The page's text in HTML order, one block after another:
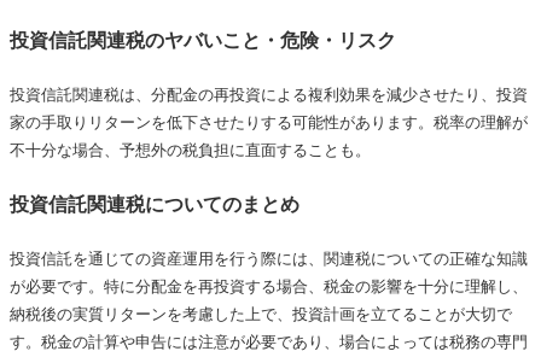
投資信託関連税のヤバいこと・危険・リスク
投資信託関連税は、分配金の再投資による複利効果を減少させたり、投資
家の手取りリターンを低下させたりする可能性があります。税率の理解が
不十分な場合、予想外の税負担に直面することも。
投資信託関連税についてのまとめ
投資信託を通じての資産運用を行う際には、関連税についての正確な知識
が必要です。特に分配金を再投資する場合、税金の影響を十分に理解し、
納税後の実質リターンを考慮した上で、投資計画を立てることが大切で
す。税金の計算や申告には注意が必要であり、場合によっては税務の専門